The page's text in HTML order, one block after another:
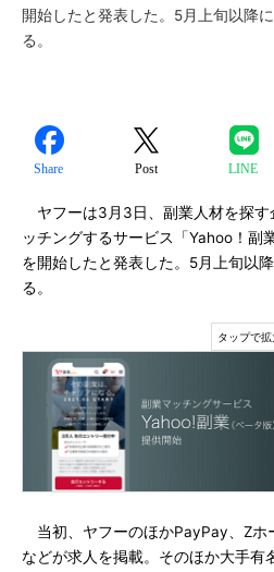
開始したと発表した。5月上旬以降
る。
Share Post LINE
ヤフーは3月3日、副業人材を探す
ッチングするサービス「Yahoo！副
を開始したと発表した。5月上旬以
る。
当初、ヤフーのほかPayPay、Zホ
などが求人を掲載。そのほか大手有